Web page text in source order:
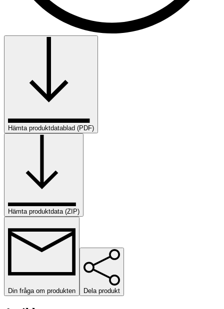
Hämta produktdatablad (PDF)
Hämta produktdata (ZIP)
Din fråga om produkten Dela produkt